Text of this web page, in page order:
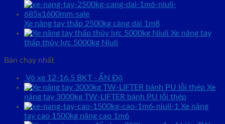
Xe nâng tay thấp 2500kg càng dài 1m8
Xe nâng tay
thấp thủy lực 5000kg Niuli
Bán chạy nhất
Vỏ xe 12-16.5 BKT - ẤN Độ
Xe
nâng tay 3000kg TW-LIFTER bánh PU lỗi thép
Xe nâng
tay cao 1500kg nâng cao 1m6